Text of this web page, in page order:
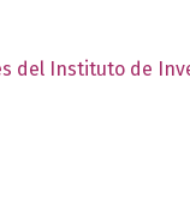
del Instituto de